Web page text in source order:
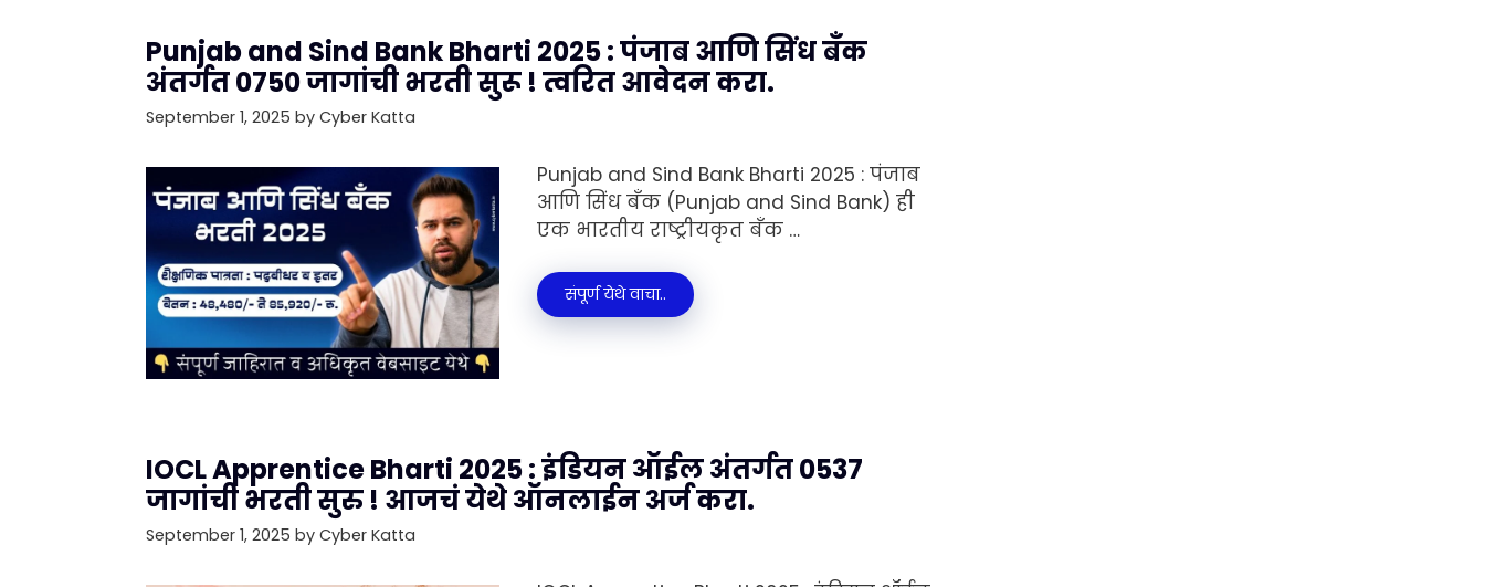
Punjab and Sind Bank Bharti 2025 : पंजाब आणि सिंध बँक
अंतर्गत 0750 जागांची भरती सुरू ! त्वरित आवेदन करा.
September 1, 2025 by Cyber Katta
Punjab and Sind Bank Bharti 2025 : पंजाब
आणि सिंध बँक (Punjab and Sind Bank) ही
एक भारतीय राष्ट्रीयकृत बँक …
संपूर्ण येथे वाचा..
IOCL Apprentice Bharti 2025 : इंडियन ऑईल अंतर्गत 0537
जागांची भरती सुरु ! आजचं येथे ऑनलाईन अर्ज करा.
September 1, 2025 by Cyber Katta